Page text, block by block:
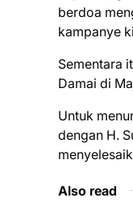
berdoa
kampanye
Sementara
Damai di
Untuk
dengan H.
Also read